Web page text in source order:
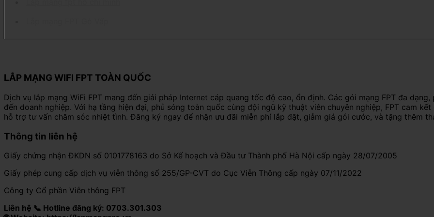
LẮP MẠNG WIFI FPT TOÀN QUỐC
Dịch vụ lắp mạng WiFi FPT mang đến giải pháp Internet cáp quang tốc độ cao, ổn định. Các gói mạng FPT đa
đến doanh nghiệp. Với hạ tầng hiện đại, phủ sóng toàn quốc cùng đội ngũ kỹ thuật viên chuyên nghiệp, FPT cam
hỗ trợ tư vấn chăm sóc nhiệt tình. Đăng ký ngay để nhận ưu đãi miễn phí lắp đặt, giảm giá gói cước, và tặng thêm
Thông tin liên hệ
Giấy chứng nhận ĐKDN số 0101778163 do Sở Kế hoạch và Đầu tư Thành phố Hà Nội cấp ngày 28/07/2005
Giấy phép cung cấp dịch vụ viễn thông số 255/GP-CVT do Cục Viễn Thông cấp ngày 07/11/2022
Công ty Cổ phần Viễn thông FPT
Liên hệ 📞 Hotline đăng ký: 0703.301.303